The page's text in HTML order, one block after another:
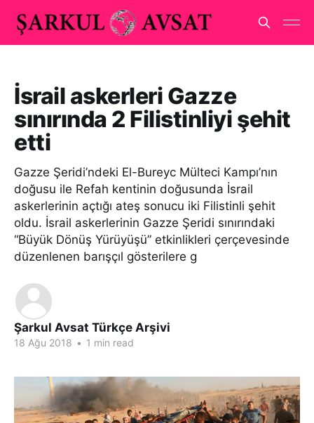
İsrail askerleri Gazze
sınırında 2 Filistinliyi şehit
etti
Gazze Şeridi’ndeki El-Bureyc Mülteci Kampı’nın
doğusu ile Refah kentinin doğusunda İsrail
askerlerinin açtığı ateş sonucu iki Filistinli şehit
oldu. İsrail askerlerinin Gazze Şeridi sınırındaki
“Büyük Dönüş Yürüyüşü” etkinlikleri çerçevesinde
düzenlenen barışçıl gösterilere g
Şarkul Avsat Türkçe Arşivi
18 Ağu 2018 • 1 min read